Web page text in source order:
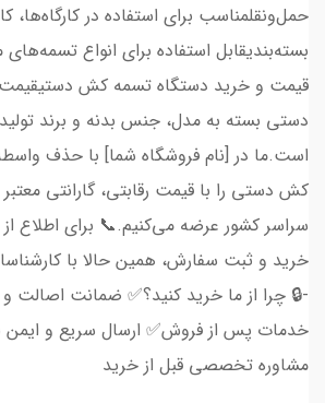
حمل‌ونقلمناسب برای استفاده در کارگاه‌ها،
بسته‌بندیقابل استفاده برای انواع تسمه‌های
قیمت و خرید دستگاه تسمه کش
دستی بسته به مدل، جنس بدنه و برند
است.ما در [نام فروشگاه شما] با حذف
کش دستی را با قیمت رقابتی، گارانتی
سراسر کشور عرضه می‌کنیم.📞 برای اطلاع
خرید و ثبت سفارش، همین حالا با
-🔒 چرا از ما خرید کنید؟✅ ضمانت اصالت و
خدمات پس از فروش✅ ارسال سریع و ایمن
مشاوره تخصصی قبل از خرید